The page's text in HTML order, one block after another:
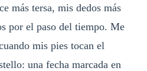
más tersa, mis dedos más
por el paso del tiempo. Me
mis pies tocan el
una fecha marcada en